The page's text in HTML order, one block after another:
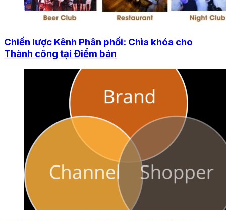
Chiến lược Kênh Phân phối: Chìa khóa cho
Thành công tại Điểm bán